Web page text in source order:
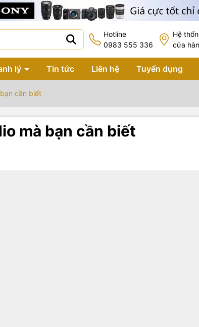
Hotline
0983 555 336
Hệ
cửa
lý Tin tức Liên hệ Tuyển dụng
cần biết
mà bạn cần biết